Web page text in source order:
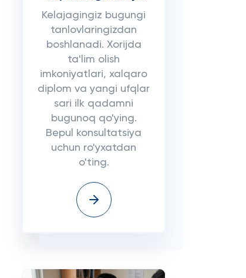
Kelajagingiz bugungi
tanlovlaringizdan
boshlanadi. Xorijda
ta'lim olish
imkoniyatlari, xalqaro
diplom va yangi ufqlar
sari ilk qadamni
bugunoq qo'ying.
Bepul konsultatsiya
uchun ro'yxatdan
o'ting.